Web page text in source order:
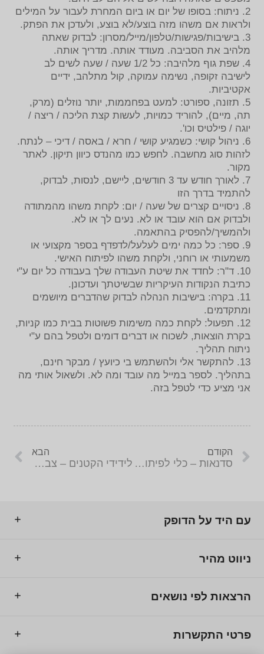
2. ניתוח: בסופו של יום או ביום המחרת לעבור על המילים
ולראות אם משהו מזה בוצע/לא בוצע, ולעדכן את הפתק.
3. בישיבות/פגישות/טלפון/מייל/מסרון: לבדוק שאתה
מלהיב את הסביבה. מעודד אותה. מדריך אותה.
4. שפת גוף מלהיבה: כל 1/2 שעה / שעה לשים לב
לישיבה זקופה, נשימה עמוקה, קול מתלהב, ידיים
אקטיביות.
5. תזונה, ספורט: למעט בפחממות, יותר נוזלים (מרק,
תה, מיים), להוריד כמויות, לעשות קצת הליכה / ריצה /
יוגה / פילטיס וכו'.
6. ניהול קושי: כשמגיע קושי / חרא / באסה / דיכי – לנתח.
לזהות סוג מחשבה. לחפש כמו מהנדס כיוון תיקון. לאתר
מקור.
7. לאורך חודש עד 3 חודשים, ליישם, לנסות, לבדוק,
להתמיד בדרך הזו
8. ניסויים קצרים של שעה / יום: לקחת משהו מהמתודה
ולבדוק אם הוא עובד או לא. נעים לך או לא.
ולהמשיך/להפסיק בהתאמה.
9. ספר: כל כמה ימים לעלעל/לדפדף בספר מקצועי או
משמעותי או רוחני, ולקחת משהו לפיתוח האישי.
10. ד"ר: לחדד את שיטת העבודה שלך בעבודה כל יום ע"י
כתיבת הנקודות העיקריות שבשיטתך ועדכונן.
11. בקרה: בישיבות הנהלה לבדוק שהדברים מיושמים
ומתקדמים.
12. תפעול: לקחת כמה משימות פשוטות בבית כמו קניות,
בקרת הוצאות, לשכוח או דברים דומים ולטפל בהם ע"י
ניתוח תהליך.
13. להתקשר אלי ולהשתמש בי כיועץ / מבקר חינם,
בתהליך. לספר במייל מה עובד ומה לא. ולשאול אותי מה
אני מציע כדי לטפל בזה.
הקודם
סדנאות – כלי לפיתוח אישי
הבא
לידידי הקטנים – צבי ינאי
עם היד על הדופק
ניווט מהיר
הרצאות לפי נושאים
פרטי התקשרות